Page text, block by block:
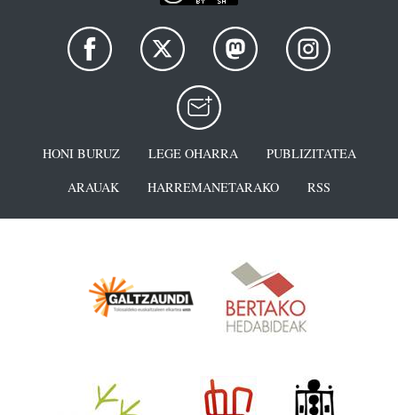
HONI BURUZ LEGE OHARRA
PUBLIZITATEA
ARAUAK
HARREMANETARAKO RSS